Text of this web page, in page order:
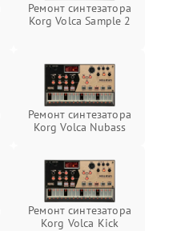
Ремонт синтезатора
Korg Volca Sample 2
Ремонт синтезатора
Korg Volca Nubass
Ремонт синтезатора
Korg Volca Kick